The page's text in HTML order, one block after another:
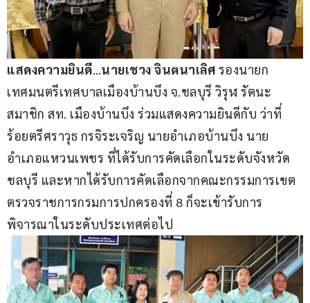
แสดงความยินดี…นายเชวง จินตนาเลิศ รองนายก
เทศมนตรีเทศบาลเมืองบ้านบึง จ.ชลบุรี วิรุฬ รัตนะ
สมาชิก สท. เมืองบ้านบึง ร่วมแสดงความยินดีกับ ว่าที่
ร้อยตรีศราวุธ กรจิระเจริญ นายอำเภอบ้านบึง นาย
อำเภอแหวนเพชร ที่ได้รับการคัดเลือกในระดับจังหวัด
ชลบุรี และหากได้รับการคัดเลือกจากคณะกรรมการเขต
ตรวจราชการกรมการปกครองที่ 8 ก็จะเข้ารับการ
พิจารณาในระดับประเทศต่อไป